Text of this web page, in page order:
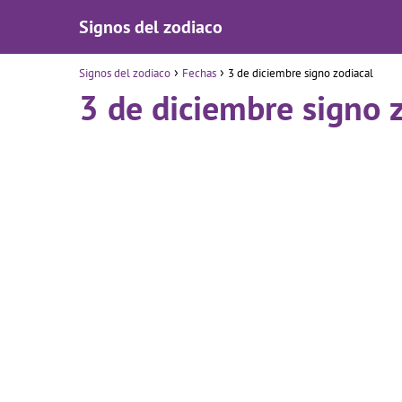
Signos del zodiaco
Signos del zodiaco Fechas 3 de diciembre signo zodiacal
3 de diciembre signo